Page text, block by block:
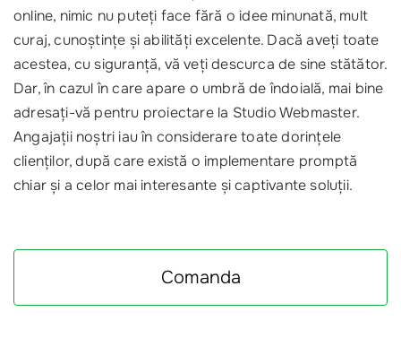
online, nimic nu puteți face fără o idee minunată, mult
curaj, cunoștințe și abilități excelente. Dacă aveți toate
acestea, cu siguranță, vă veți descurca de sine stătător.
Dar, în cazul în care apare o umbră de îndoială, mai bine
adresați-vă pentru proiectare la Studio Webmaster.
Angajații noștri iau în considerare toate dorințele
clienților, după care există o implementare promptă
chiar și a celor mai interesante și captivante soluții.
Comanda